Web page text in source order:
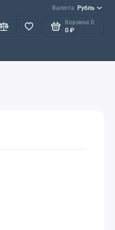
Валюта Рубль
Корзина 0
0 ₽